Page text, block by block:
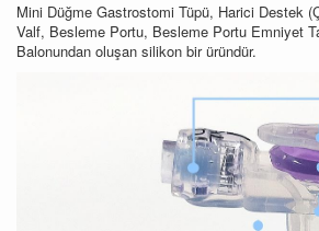
Mini Düğme Gastrostomi Tüpü, Harici Destek
Valf, Besleme Portu, Besleme Portu Emniyet
Balonundan oluşan silikon bir üründür.